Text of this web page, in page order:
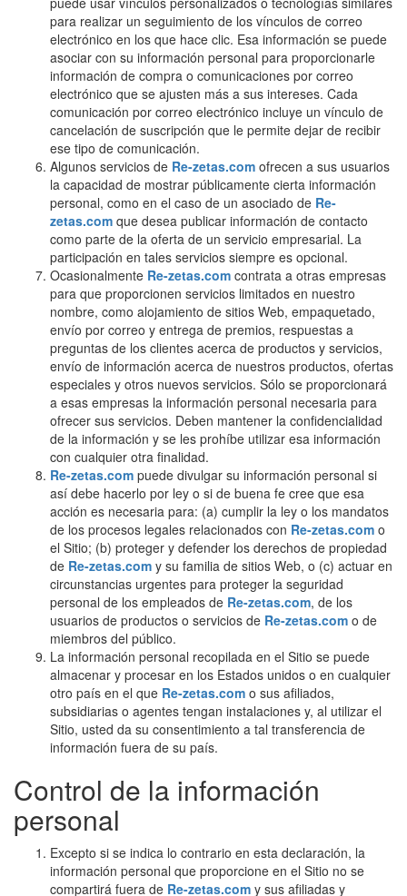
para realizar un seguimiento de los vínculos de correo
electrónico en los que hace clic. Esa información se puede
asociar con su información personal para proporcionarle
información de compra o comunicaciones por correo
electrónico que se ajusten más a sus intereses. Cada
comunicación por correo electrónico incluye un vínculo de
cancelación de suscripción que le permite dejar de recibir
ese tipo de comunicación.
Algunos servicios de Re-zetas.com ofrecen a sus usuarios
la capacidad de mostrar públicamente cierta información
personal, como en el caso de un asociado de Re-
zetas.com que desea publicar información de contacto
como parte de la oferta de un servicio empresarial. La
participación en tales servicios siempre es opcional.
Ocasionalmente Re-zetas.com contrata a otras empresas
para que proporcionen servicios limitados en nuestro
nombre, como alojamiento de sitios Web, empaquetado,
envío por correo y entrega de premios, respuestas a
preguntas de los clientes acerca de productos y servicios,
envío de información acerca de nuestros productos, ofertas
especiales y otros nuevos servicios. Sólo se proporcionará
a esas empresas la información personal necesaria para
ofrecer sus servicios. Deben mantener la confidencialidad
de la información y se les prohíbe utilizar esa información
con cualquier otra finalidad.
Re-zetas.com puede divulgar su información personal si
así debe hacerlo por ley o si de buena fe cree que esa
acción es necesaria para: (a) cumplir la ley o los mandatos
de los procesos legales relacionados con Re-zetas.com o
el Sitio; (b) proteger y defender los derechos de propiedad
de Re-zetas.com y su familia de sitios Web, o (c) actuar en
circunstancias urgentes para proteger la seguridad
personal de los empleados de Re-zetas.com, de los
usuarios de productos o servicios de Re-zetas.com o de
miembros del público.
La información personal recopilada en el Sitio se puede
almacenar y procesar en los Estados unidos o en cualquier
otro país en el que Re-zetas.com o sus afiliados,
subsidiarias o agentes tengan instalaciones y, al utilizar el
Sitio, usted da su consentimiento a tal transferencia de
información fuera de su país.
Control de la información
personal
Excepto si se indica lo contrario en esta declaración, la
información personal que proporcione en el Sitio no se
compartirá fuera de Re-zetas.com y sus afiliadas y